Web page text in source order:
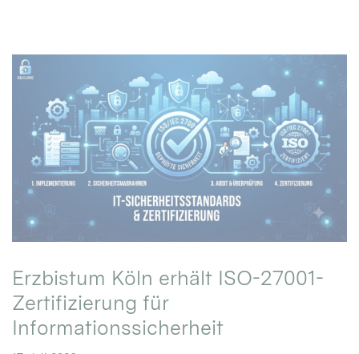
Erzbistum Köln erhält ISO-27001-
Zertifizierung für
Informationssicherheit